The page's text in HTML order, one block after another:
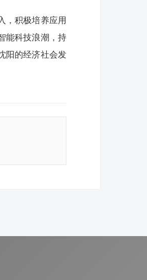
，积极培养应用
能科技浪潮，持
阳的经济社会发